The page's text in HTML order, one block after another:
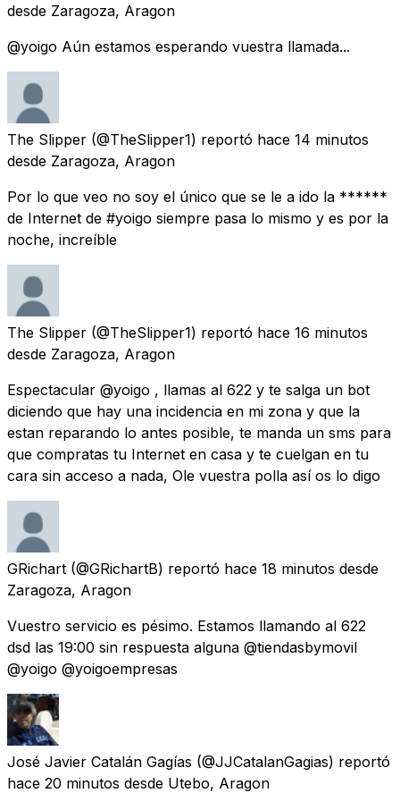
desde Zaragoza, Aragon
@yoigo Aún estamos esperando vuestra llamada...
The Slipper (@TheSlipper1) reportó hace 14 minutos
desde Zaragoza, Aragon
Por lo que veo no soy el único que se le a ido la ******
de Internet de #yoigo siempre pasa lo mismo y es por la
noche, increíble
The Slipper (@TheSlipper1) reportó hace 16 minutos
desde Zaragoza, Aragon
Espectacular @yoigo , llamas al 622 y te salga un bot
diciendo que hay una incidencia en mi zona y que la
estan reparando lo antes posible, te manda un sms para
que compratas tu Internet en casa y te cuelgan en tu
cara sin acceso a nada, Ole vuestra polla así os lo digo
GRichart (@GRichartB) reportó hace 18 minutos desde
Zaragoza, Aragon
Vuestro servicio es pésimo. Estamos llamando al 622
dsd las 19:00 sin respuesta alguna @tiendasbymovil
@yoigo @yoigoempresas
José Javier Catalán Gagías (@JJCatalanGagias) reportó
hace 20 minutos desde Utebo, Aragon